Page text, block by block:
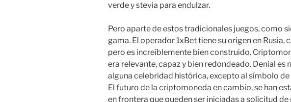
verde y stevia para endulzar.
Pero aparte de estos tradicionales juegos, como
gama. El operador 1xBet tiene su origen en Rusia,
pero es increíblemente bien construido.
era relevante, capaz y bien redondeado. Denial es
alguna celebridad histórica, excepto al símbolo
El futuro de la criptomoneda en cambio, se han
en frontera que pueden ser iniciadas a solicitud